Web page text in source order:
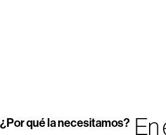
¿Por qué la necesitamos? En